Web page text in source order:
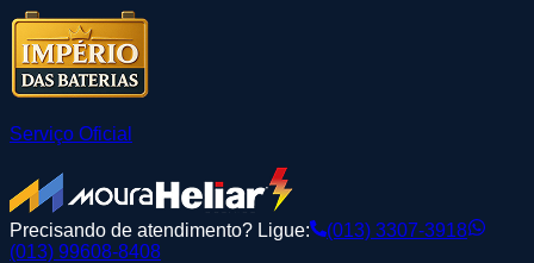
Serviço Oficial
Precisando de atendimento? Ligue:
(013) 3307-3918
(013) 99608-8408